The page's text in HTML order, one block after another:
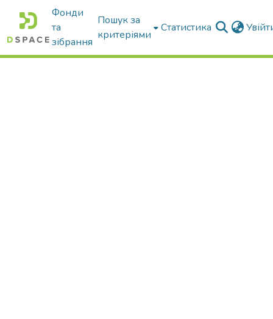
Фонди
та
зібрання
Пошук за
критеріями
Статистика